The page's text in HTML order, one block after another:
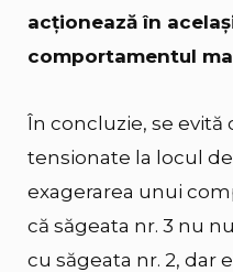
acționează în
comportamentul
În concluzie, se evită
tensionate la locul
exagerarea unui
că săgeata nr. 3 nu
cu săgeata nr. 2, dar